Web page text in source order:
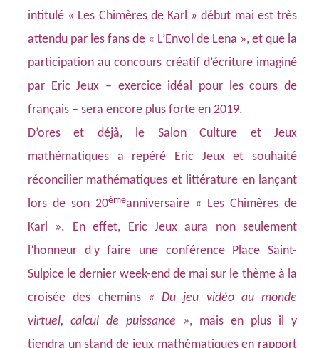
intitulé « Les Chimères de Karl » début mai est très
attendu par les fans de « L’Envol de Lena », et que la
participation au concours créatif d’écriture imaginé
par Eric Jeux – exercice idéal pour les cours de
français – sera encore plus forte en 2019.
D’ores et déjà, le Salon Culture et Jeux
mathématiques a repéré Eric Jeux et souhaité
réconcilier mathématiques et littérature en lançant
lors de son 20èmeanniversaire « Les Chimères de
Karl ». En effet, Eric Jeux aura non seulement
l’honneur d’y faire une conférence Place Saint-
Sulpice le dernier week-end de mai sur le thème à la
croisée des chemins
« Du jeu vidéo au monde
virtuel, calcul de puissance », mais en plus il y
tiendra un stand de jeux mathématiques en rapport